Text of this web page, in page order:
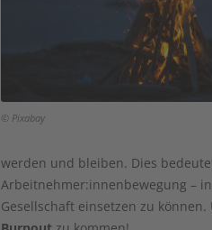
© Pixabay
werden und bleiben. Dies
Arbeitnehmer:innenbewegung –
Gesellschaft einsetzen zu